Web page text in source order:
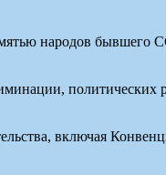
народов бывшего
включая